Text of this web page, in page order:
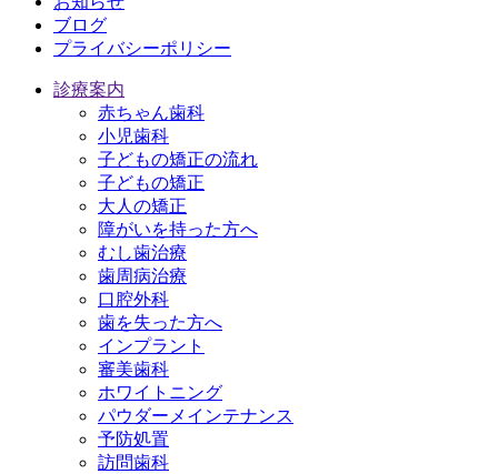
ブログ
プライバシーポリシー
診療案内
赤ちゃん歯科
小児歯科
子どもの矯正の流れ
子どもの矯正
大人の矯正
障がいを持った方へ
むし歯治療
歯周病治療
口腔外科
歯を失った方へ
インプラント
審美歯科
ホワイトニング
パウダーメインテナンス
予防処置
訪問歯科